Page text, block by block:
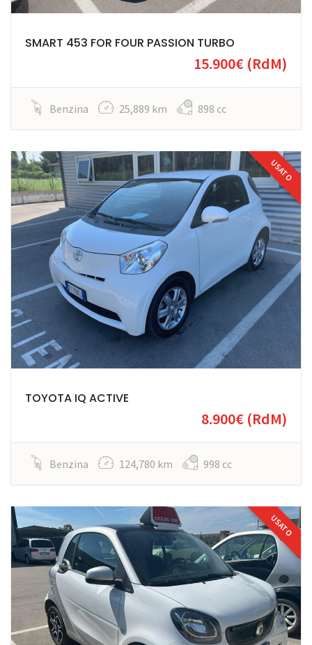
SMART 453 FOR FOUR PASSION TURBO
15.900€ (RdM)
Benzina 25,889 km 898 cc
USATO
TOYOTA IQ ACTIVE
8.900€ (RdM)
Benzina 124,780 km 998 cc
USATO